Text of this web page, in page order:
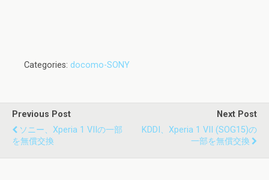
Categories: docomo-SONY
Previous Post
ソニー、Xperia 1 VIIの一部
を無償交換
Next Post
KDDI、Xperia 1 VII (SOG15)の
一部を無償交換